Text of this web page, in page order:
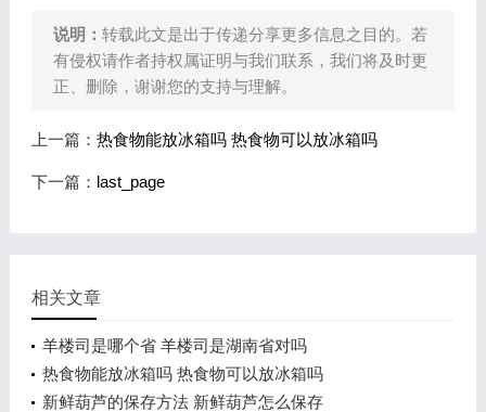
说明： 转载此文是出于传递分享更多信息之目的。若
有侵权请作者持权属证明与我们联系，我们将及时更
正、删除，谢谢您的支持与理解。
上一篇： 热食物能放冰箱吗 热食物可以放冰箱吗
下一篇： last_page
相关文章
羊楼司是哪个省 羊楼司是湖南省对吗
热食物能放冰箱吗 热食物可以放冰箱吗
新鲜葫芦的保存方法 新鲜葫芦怎么保存